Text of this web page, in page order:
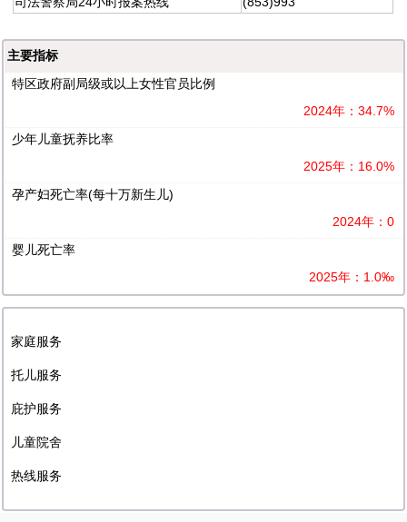
主要指标
特区政府副局级或以上女性官员比例
2024年：34.7%
少年儿童抚养比率
2025年：16.0%
孕产妇死亡率(每十万新生儿)
2024年：0
婴儿死亡率
2025年：1.0‰
家庭服务
托儿服务
庇护服务
儿童院舍
热线服务